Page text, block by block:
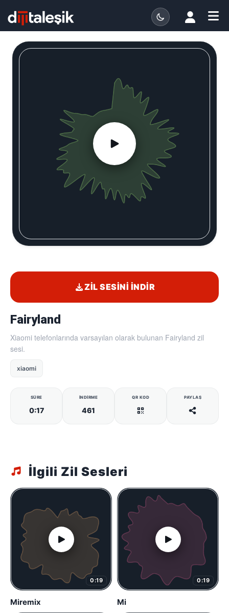
Fairyland
Xiaomi telefonlarında varsayılan olarak bulunan Fairyland zil
sesi.
xiaomi
SÜRE
0:17
İNDIRME
461
QR KOD PAYLAŞ
ZIL SESINI İNDIR
İlgili Zil Sesleri
0:19
Miremix
0:19
Mi